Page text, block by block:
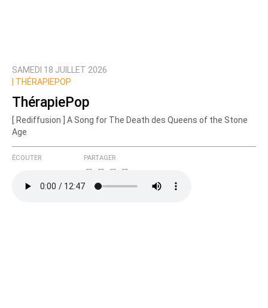
SAMEDI 18 JUILLET 2026
THÉRAPIEPOP
ThérapiePop
[ Rediffusion ] A Song for The Death des Queens of the Stone
Age
ÉCOUTER PARTAGER